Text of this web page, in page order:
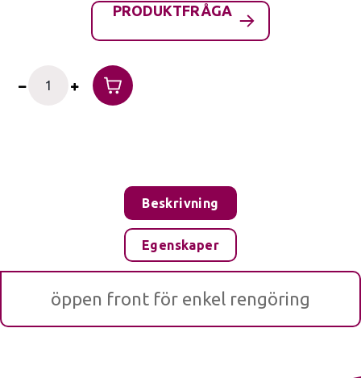
PRODUKTFRÅGA
Beskrivning
Egenskaper
öppen front för enkel rengöring